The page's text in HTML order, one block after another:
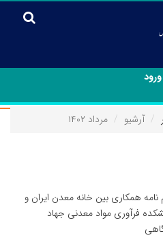
ورود
آرشیو مرداد ۱۴۰۲
نامه همکاری بین خانه معدن ایران و
فرآوری مواد معدنی جهاد